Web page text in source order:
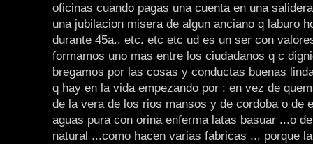
oficinas cuando pagas una cuenta en una
una jubilacion misera de algun anciano q laburo
durante 45a.. etc. etc etc ud es un ser con
formamos uno mas entre los ciudadanos q c
bregamos por las cosas y conductas buenas
q hay en la vida empezando por : en vez de
de la vera de los rios mansos y de cordoba o de
aguas pura con orina enferma latas basuar ...o
natural ...como hacen varias fabricas ... porque